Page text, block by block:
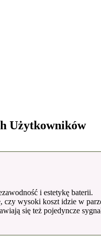
Użytkowników
i estetykę baterii.
wysoki koszt idzie w
się też pojedyncze